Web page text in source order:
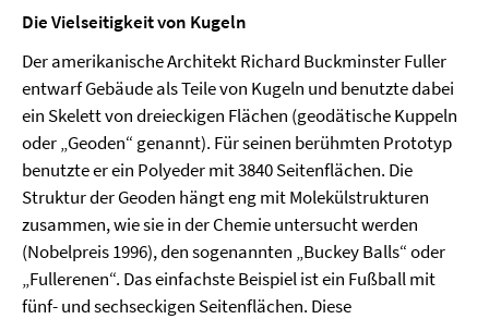
Die Vielseitigkeit von Kugeln
Der amerikanische Architekt Richard Buckminster Fuller
entwarf Gebäude als Teile von Kugeln und benutzte dabei
ein Skelett von dreieckigen Flächen (geodätische Kuppeln
oder „Geoden“ genannt). Für seinen berühmten Prototyp
benutzte er ein Polyeder mit 3840 Seitenflächen. Die
Struktur der Geoden hängt eng mit Molekülstrukturen
zusammen, wie sie in der Chemie untersucht werden
(Nobelpreis 1996), den sogenannten „Buckey Balls“ oder
„Fullerenen“. Das einfachste Beispiel ist ein Fußball mit
fünf- und sechseckigen Seitenflächen. Diese